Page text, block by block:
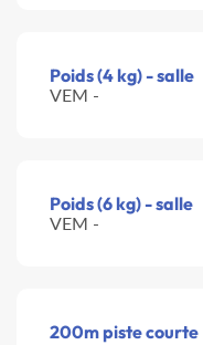
Poids (4 kg) - salle
VEM -
Poids (6 kg) - salle
VEM -
200m piste courte